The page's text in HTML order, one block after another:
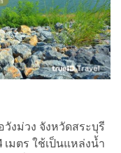
วังม่วง จังหวัดสระบุรี
เมตร ใช้เป็นแหล่งน้ำ